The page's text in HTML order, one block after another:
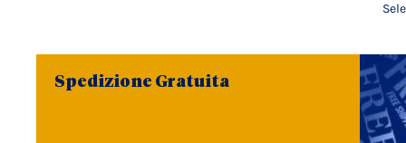
Spedizione Gratuita